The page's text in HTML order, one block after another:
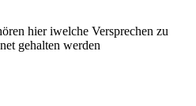
hier iwelche Versprechen zu
gehalten werden